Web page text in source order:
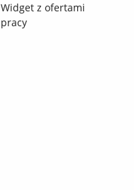
Widget z ofertami
pracy